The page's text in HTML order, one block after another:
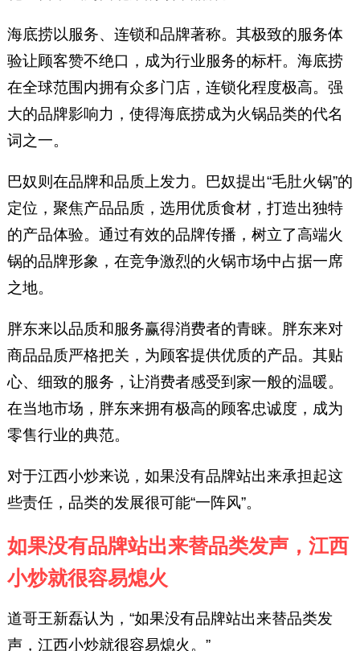
海底捞以服务、连锁和品牌著称。其极致的服务体
验让顾客赞不绝口，成为行业服务的标杆。海底捞
在全球范围内拥有众多门店，连锁化程度极高。强
大的品牌影响力，使得海底捞成为火锅品类的代名
词之一。
巴奴则在品牌和品质上发力。巴奴提出“毛肚火锅”的
定位，聚焦产品品质，选用优质食材，打造出独特
的产品体验。通过有效的品牌传播，树立了高端火
锅的品牌形象，在竞争激烈的火锅市场中占据一席
之地。
胖东来以品质和服务赢得消费者的青睐。胖东来对
商品品质严格把关，为顾客提供优质的产品。其贴
心、细致的服务，让消费者感受到家一般的温暖。
在当地市场，胖东来拥有极高的顾客忠诚度，成为
零售行业的典范。
对于江西小炒来说，如果没有品牌站出来承担起这
些责任，品类的发展很可能“一阵风”。
如果没有品牌站出来替品类发声，江西
小炒就很容易熄火
道哥王新磊认为，“如果没有品牌站出来替品类发
声，江西小炒就很容易熄火。”